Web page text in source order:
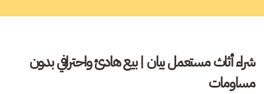
شراء أثاث مستعمل بيان | بيع هادئ واحترافي بدون
مساومات